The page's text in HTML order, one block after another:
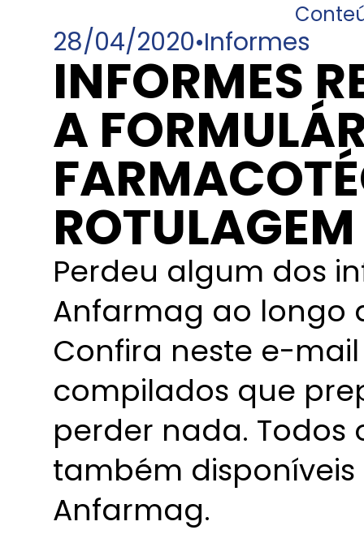
28/04/2020•Informes
INFORMES
A
ROTULAGEM
Perdeu algum dos
Anfarmag ao longo
Confira neste e-
compilados que
perder nada. Todos
também
Anfarmag.